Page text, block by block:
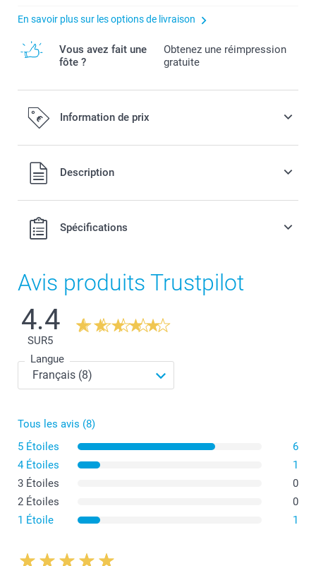
En savoir plus sur les options de livraison
Vous avez fait une
fôte ?
Obtenez une réimpression
gratuite
Information de prix
Tous les prix sont en EURO (€), TVA incluse et hors frais de
port.
Description
Spécifications
Avis produits Trustpilot
4.4
SUR5
Langue
Tous les avis (8)
5 Étoiles
6
4 Étoiles
1
3 Étoiles
0
2 Étoiles
0
1 Étoile
1